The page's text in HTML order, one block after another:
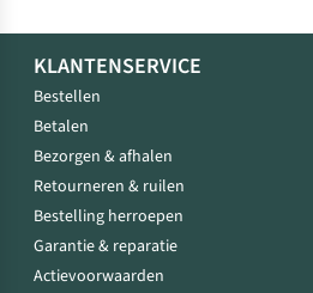
KLANTENSERVICE
Bestellen
Betalen
Bezorgen & afhalen
Retourneren & ruilen
Bestelling herroepen
Garantie & reparatie
Actievoorwaarden